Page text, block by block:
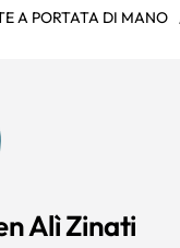
A PORTATA DI MANO
Alì Zinati